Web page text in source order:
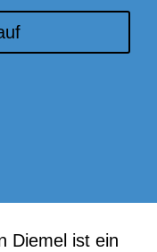
Diemel ist ein